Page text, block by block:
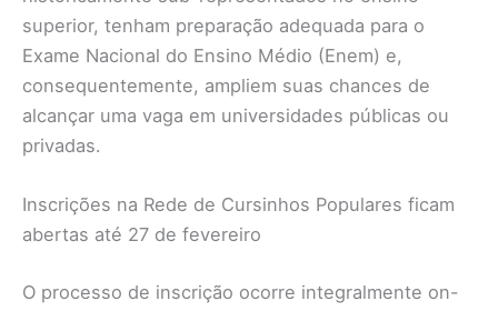
superior, tenham preparação adequada para o
Exame Nacional do Ensino Médio (Enem) e,
consequentemente, ampliem suas chances de
alcançar uma vaga em universidades públicas ou
privadas.
Inscrições na Rede de Cursinhos Populares ficam
abertas até 27 de fevereiro
O processo de inscrição ocorre integralmente on-